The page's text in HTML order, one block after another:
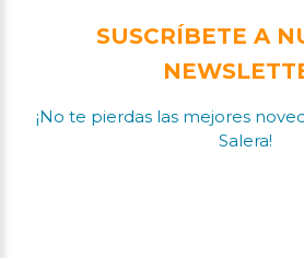
SUSCRÍBETE A
¡No te pierdas las mejores
Salera!